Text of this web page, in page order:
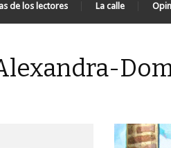
de los lectores La calle